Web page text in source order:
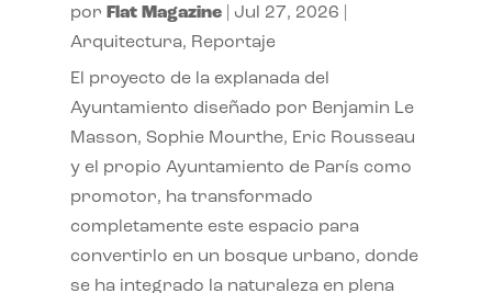
por Flat Magazine| Jul 27, 2026
Arquitectura, Reportaje
El proyecto de la explanada del
Ayuntamiento diseñado por Benjamin Le
Masson, Sophie Mourthe, Eric Rousseau
y el propio Ayuntamiento de París como
promotor, ha transformado
completamente este espacio para
convertirlo en un bosque urbano, donde
se ha integrado la naturaleza en plena